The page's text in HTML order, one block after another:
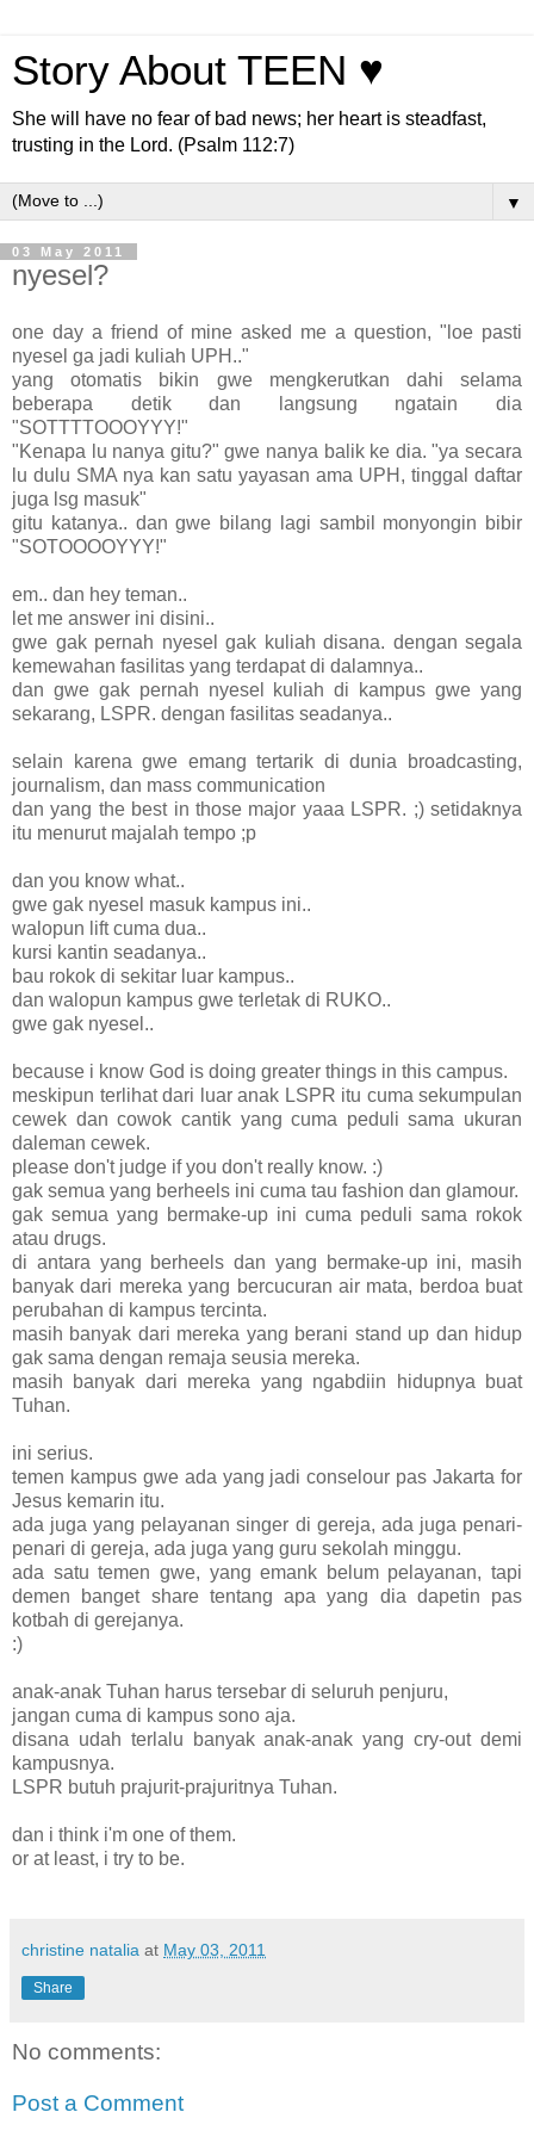
Story About TEEN ♥
She will have no fear of bad news; her heart is steadfast,
trusting in the Lord. (Psalm 112:7)
▼
03 May 2011
nyesel?
one day a friend of mine asked me a question, "loe pasti
nyesel ga jadi kuliah UPH.."
yang otomatis bikin gwe mengkerutkan dahi selama
beberapa detik dan langsung ngatain dia
"SOTTTTOOOYYY!"
"Kenapa lu nanya gitu?" gwe nanya balik ke dia. "ya secara
lu dulu SMA nya kan satu yayasan ama UPH, tinggal daftar
juga lsg masuk"
gitu katanya.. dan gwe bilang lagi sambil monyongin bibir
"SOTOOOOYYY!"
em.. dan hey teman..
let me answer ini disini..
gwe gak pernah nyesel gak kuliah disana. dengan segala
kemewahan fasilitas yang terdapat di dalamnya..
dan gwe gak pernah nyesel kuliah di kampus gwe yang
sekarang, LSPR. dengan fasilitas seadanya..
selain karena gwe emang tertarik di dunia broadcasting,
journalism, dan mass communication
dan yang the best in those major yaaa LSPR. ;) setidaknya
itu menurut majalah tempo ;p
dan you know what..
gwe gak nyesel masuk kampus ini..
walopun lift cuma dua..
kursi kantin seadanya..
bau rokok di sekitar luar kampus..
dan walopun kampus gwe terletak di RUKO..
gwe gak nyesel..
because i know God is doing greater things in this campus.
meskipun terlihat dari luar anak LSPR itu cuma sekumpulan
cewek dan cowok cantik yang cuma peduli sama ukuran
daleman cewek.
please don't judge if you don't really know. :)
gak semua yang berheels ini cuma tau fashion dan glamour.
gak semua yang bermake-up ini cuma peduli sama rokok
atau drugs.
di antara yang berheels dan yang bermake-up ini, masih
banyak dari mereka yang bercucuran air mata, berdoa buat
perubahan di kampus tercinta.
masih banyak dari mereka yang berani stand up dan hidup
gak sama dengan remaja seusia mereka.
masih banyak dari mereka yang ngabdiin hidupnya buat
Tuhan.
ini serius.
temen kampus gwe ada yang jadi conselour pas Jakarta for
Jesus kemarin itu.
ada juga yang pelayanan singer di gereja, ada juga penari-
penari di gereja, ada juga yang guru sekolah minggu.
ada satu temen gwe, yang emank belum pelayanan, tapi
demen banget share tentang apa yang dia dapetin pas
kotbah di gerejanya.
:)
anak-anak Tuhan harus tersebar di seluruh penjuru,
jangan cuma di kampus sono aja.
disana udah terlalu banyak anak-anak yang cry-out demi
kampusnya.
LSPR butuh prajurit-prajuritnya Tuhan.
dan i think i'm one of them.
or at least, i try to be.
christine natalia at May 03, 2011
Share
No comments:
Post a Comment